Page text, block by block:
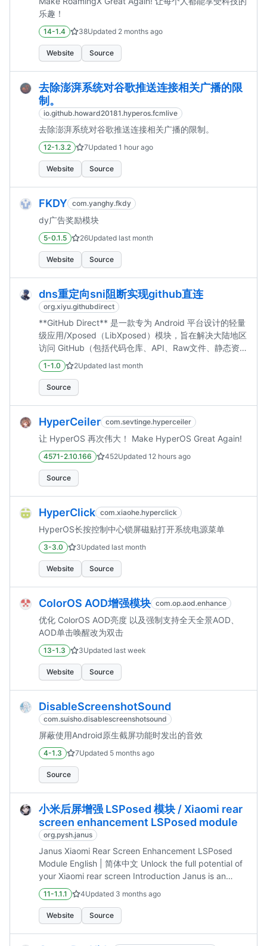
乐趣！
14-1.4 38Updated 2 months ago
Website Source
去除澎湃系统对谷歌推送连接相关广播的限
制。
io.github.howard20181.hyperos.fcmlive
去除澎湃系统对谷歌推送连接相关广播的限制。
12-1.3.2 7Updated 1 hour ago
Website Source
FKDY com.yanghy.fkdy
dy广告奖励模块
5-0.1.5 26Updated last month
Website Source
dns重定向sni阻断实现github直连
org.xiyu.githubdirect
**GitHub Direct** 是一款专为 Android 平台设计的轻量
级应用/Xposed（LibXposed）模块，旨在解决大陆地区
访问 GitHub（包括代码仓库、API、Raw文件、静态资
源等）时的 DNS 污染和 SNI 阻断问题。
1-1.0 2Updated last month
Source
HyperCeiler com.sevtinge.hyperceiler
让 HyperOS 再次伟大！ Make HyperOS Great Again!
4571-2.10.166 452Updated 12 hours ago
Source
HyperClick com.xiaohe.hyperclick
HyperOS长按控制中心锁屏磁贴打开系统电源菜单
3-3.0 3Updated last month
Website Source
ColorOS AOD增强模块 com.op.aod.enhance
优化 ColorOS AOD亮度 以及强制支持全天全景AOD、
AOD单击唤醒改为双击
13-1.3 3Updated last week
Website Source
DisableScreenshotSound
com.suisho.disablescreenshotsound
屏蔽使用Android原生截屏功能时发出的音效
4-1.3 7Updated 5 months ago
Source
小米后屏增强 LSPosed 模块 / Xiaomi rear
screen enhancement LSPosed module
org.pysh.janus
Janus Xiaomi Rear Screen Enhancement LSPosed
Module English | 简体中文 Unlock the full potential of
your Xiaomi rear screen Introduction Janus is an
LSPosed module for Xiaomi phones with a rear
screen, designed to enhance the rear screen
experience. By...
11-1.1.1 4Updated 3 months ago
Website Source